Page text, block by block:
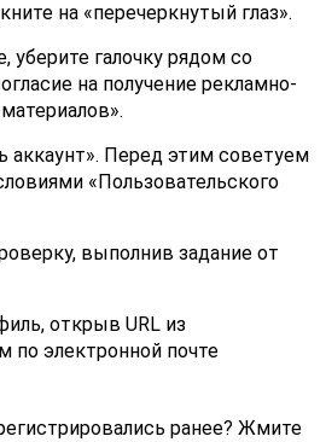
на «перечеркнутый глаз».
уберите галочку рядом со
на получение рекламно-
аккаунт». Перед этим советуем
«Пользовательского
выполнив задание от
открыв URL из
по электронной почте
ранее? Жмите